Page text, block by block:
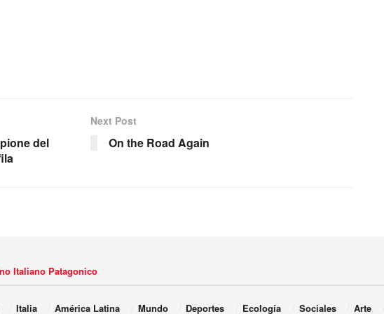
del
Next Post
On the Road Again
Italiano Patagonico
Italia América Latina Mundo Deportes Ecología Sociales Arte